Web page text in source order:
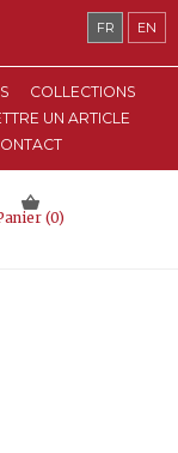
COLLECTIONS
UN ARTICLE
(0)
FR EN